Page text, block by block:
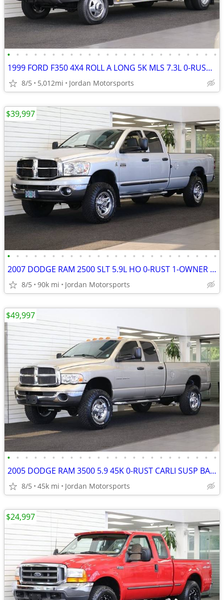
• • • • • • • • • • • • • • • • • • • • • • • •
1999 FORD F350 4X4 ROLL A LONG 5K MLS 7.3L 0-RUST F-350 2000 2001 2002
8/5 5,012mi Jordan Motorsports
• • • • • • • • • • • • • • • • • • • • • • • •
2007 DODGE RAM 2500 SLT 5.9L HO 0-RUST 1-OWNER 89K 3500 2006 2005 2004
8/5 90k mi Jordan Motorsports
$39,997
• • • • • • • • • • • • • • • • • • • • • • • •
2005 DODGE RAM 3500 5.9 45K 0-RUST CARLI SUSP BANKS PKG 2500 2006 2007
8/5 45k mi Jordan Motorsports
$49,997
$24,997